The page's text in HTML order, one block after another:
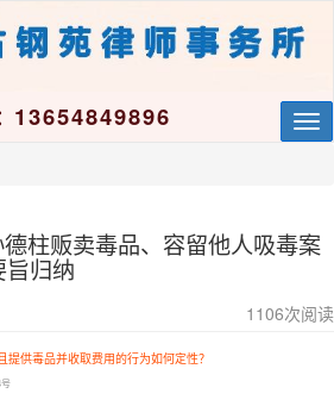
13654849896
德柱贩卖毒品、容留他人吸毒案
旨归纳
1106次阅读
提供毒品并收取费用的行为如何定性？
号